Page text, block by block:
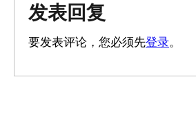
发表回复
要发表评论，您必须先登录。